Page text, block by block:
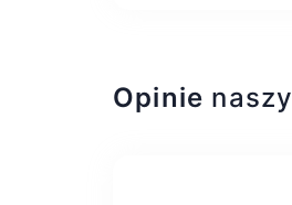
Opinie